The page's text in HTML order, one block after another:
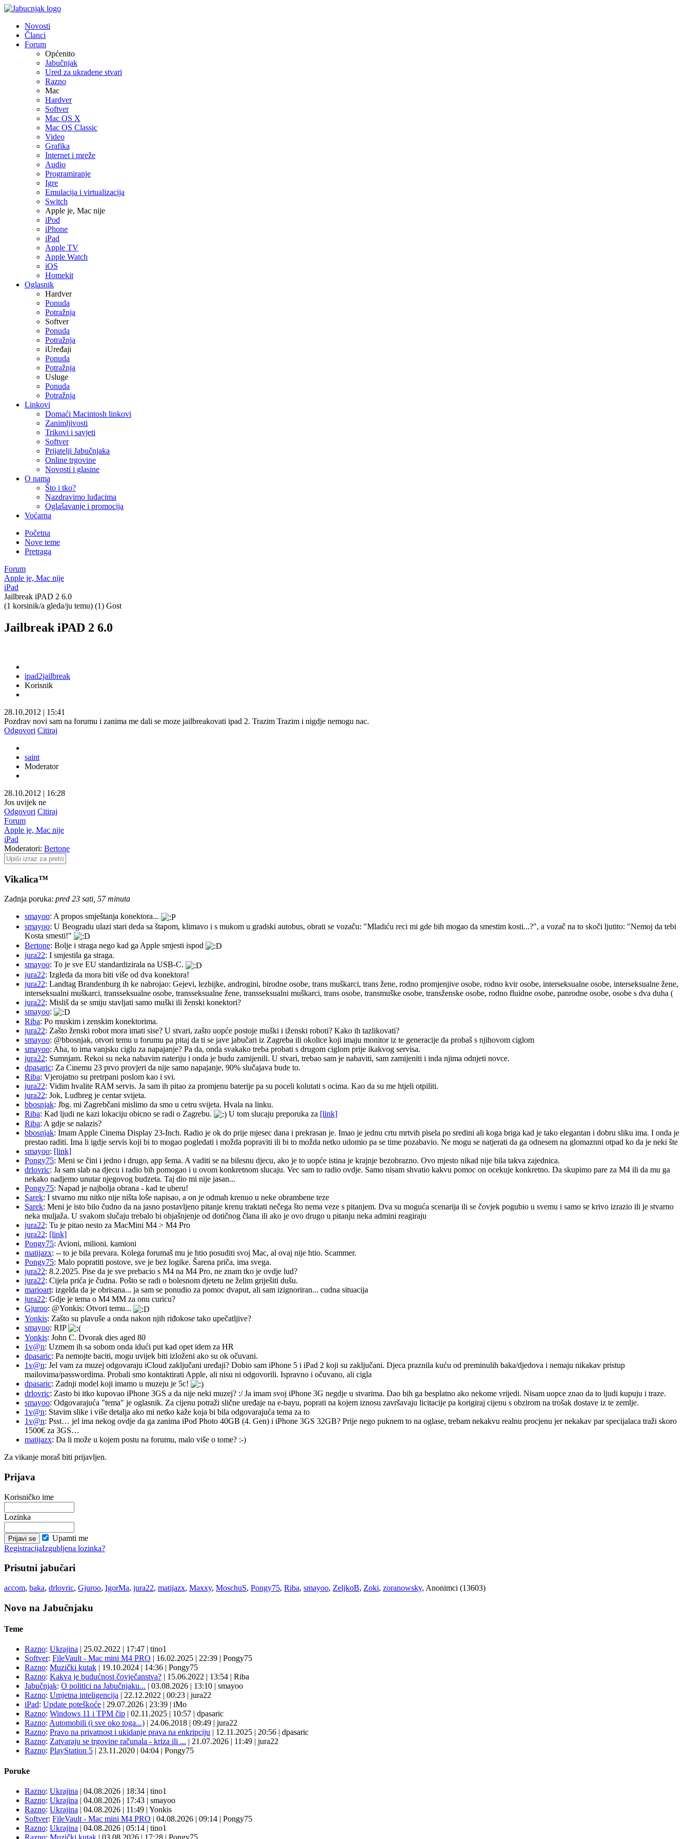
Novosti
Članci
Forum
Općenito
Jabučnjak
Ured za ukradene stvari
Razno
Mac
Hardver
Softver
Mac OS X
Mac OS Classic
Video
Grafika
Internet i mreže
Audio
Programiranje
Igre
Emulacija i virtualizacija
Switch
Apple je, Mac nije
iPod
iPhone
iPad
Apple TV
Apple Watch
iOS
Homekit
Oglasnik
Hardver
Ponuda
Potražnja
Softver
Ponuda
Potražnja
iUređaji
Ponuda
Potražnja
Usluge
Ponuda
Potražnja
Linkovi
Domaći Macintosh linkovi
Zanimljivosti
Trikovi i savjeti
Softver
Prijatelji Jabučnjaka
Online trgovine
Novosti i glasine
O nama
Što i tko?
Nazdravimo luđacima
Oglašavanje i promocija
Voćarna
Početna
Nove teme
Pretraga
Forum
Apple je, Mac nije
iPad
Jailbreak iPAD 2 6.0
(1 korsinik/a gleda/ju temu) (1) Gost
Jailbreak iPAD 2 6.0
ipad2jailbreak
Korisnik
28.10.2012 | 15:41
Pozdrav novi sam na forumu i zanima me dali se moze jailbreakovati ipad 2. Trazim Trazim i nigdje nemogu nac.
Odgovori Citiraj
saint
Moderator
28.10.2012 | 16:28
Jos uvijek ne
Odgovori Citiraj
Forum
Apple je, Mac nije
iPad
Moderatori: Bertone
Vikalica™
Zadnja poruka: pred 23 sati, 57 minuta
smayoo: A propos smještanja konektora...
smayoo: U Beogradu ulazi stari deda sa štapom, klimavo i s mukom u gradski autobus, obrati se vozaču: "Mladiću reci mi gde bih mogao da smestim kosti...?", a vozač na to skoči ljutito: "Nemoj da tebi
Kosta smesti!"
Bertone: Bolje i straga nego kad ga Apple smjesti ispod
jura22: I smjestila ga straga.
smayoo: To je sve EU standardizirala na USB-C.
jura22: Izgleda da mora biti više od dva konektora!
jura22: Landtag Brandenburg ih ke nabrojao: Gejevi, lezbijke, androgini, birodne osobe, trans muškarci, trans žene, rodno promjenjive osobe, rodno kvir osobe, interseksualne osobe, interseksualne žene,
interseksualni muškarci, transseksualne osobe, transseksualne žene, transseksualni muškarci, trans osobe, transmuške osobe, transženske osobe, rodno fluidne osobe, panrodne osobe, osobe s dva duha (
jura22: Misliš da se smiju stavljati samo muški ili ženski konektori?
smayoo:
Riba: Po muskim i zenskim konektorima.
jura22: Zašto ženski robot mora imati sise? U stvari, zašto uopće postoje muški i iženski roboti? Kako ih tazlikovati?
smayoo: @bbosnjak, otvori temu u forumu pa pitaj da ti se jave jabučari iz Zagreba ili okolice koji imaju monitor iz te generacije da probaš s njihovom ciglom
smayoo: Aha, to ima vanjsku ciglu za napajanje? Pa da, onda svakako treba probati s drugom ciglom prije ikakvog servisa.
jura22: Sumnjam. Rekoi su neka nabavim nateriju i onda je budu zamijenili. U stvari, trebao sam je nabaviti, sam zamijeniti i inda njima odnjeti novce.
dpasaric: Za Cinemu 23 prvo provjeri da nije samo napajanje, 90% slučajava bude to.
Riba: Vjerojatno su pretrpani poslom kao i svi.
jura22: Vidim hvalite RAM servis. Ja sam ih pitao za promjenu baterije pa su poceli kolutati s ocima. Kao da su me htjeli otpiliti.
jura22: Jok, Ludbreg je centar svijeta.
bbosnjak: Jbg. mi Zagrebčani mislimo da smo u cetru svijeta. Hvala na linku.
Riba: Kad ljudi ne kazi lokaciju obicno se radi o Zagrebu. U tom slucaju preporuka za [link]
Riba: A gdje se nalazis?
bbosnjak: Imam Apple Cinema Display 23-Inch. Radio je ok do prije mjesec dana i prekrasan je. Imao je jednu crtu mrtvih pisela po sredini ali koga briga kad je tako elegantan i dobru sliku ima. I onda je
prestao raditi. Ima li igdje servis koji bi to mogao pogledati i možda popraviti ili bi to možda netko udomio pa se time pozabavio. Ne mogu se natjerati da ga odnesem na glomaznni otpad ko da je neki šte
smayoo: [link]
Pongy75: Meni se čini i jedno i drugo, app šema. A vaditi se na bilesnu djecu, ako je to uopće istina je krajnje bezobrazno. Ovo mjesto nikad nije bila takva zajednica.
drlovric: Ja sam slab na djecu i radio bih pomogao i u ovom konkretnom slucaju. Vec sam to radio ovdje. Samo nisam shvatio kakvu pomoc on ocekuje konkretno. Da skupimo pare za M4 ili da mu ga
nekako nadjemo unutar njegovog budzeta. Taj dio mi nije jasan...
Pongy75: Napad je najbolja obrana - kad te uberu!
Sarek: I stvarno mu nitko nije ništa loše napisao, a on je odmah krenuo u neke obrambene teze
Sarek: Meni je isto bilo čudno da na jasno postavljeno pitanje krenu traktati nečega što nema veze s pitanjem. Dva su moguća scenarija ili se čovjek pogubio u svemu i samo se krivo izrazio ili je stvarno
neka muljaža. U svakom slučaju trebalo bi objašnjenje od dotičnog člana ili ako je ovo drugo u pitanju neka admini reagiraju
jura22: Tu je pitao nesto za MacMini M4 > M4 Pro
jura22: [link]
Pongy75: Avioni, milioni. kamioni
matijazx: -- to je bila prevara. Kolega forumaš mu je htio posuditi svoj Mac, al ovaj nije htio. Scammer.
Pongy75: Malo popratiti postove, sve je bez logike. Šarena priča, ima svega.
jura22: 8.2.2025. Pise da je sve prebacio s M4 na M4 Pro, ne znam tko je ovdje lud?
jura22: Cijela prića je čudna. Pošto se radi o bolesnom djetetu ne želim griješiti dušu.
marioart: izgelda da je obrisana... ja sam se ponudio za pomoc dvaput, ali sam izignoriran... cudna situacija
jura22: Gdje je tema o M4 MM za onu curicu?
Gjuroo: @Yonkis: Otvori temu...
Yonkis: Zašto su plavuše a onda nakon njih riđokose tako upečatljive?
smayoo: RIP
Yonkis: John C. Dvorak dies aged 80
1v@n: Uzmem ih sa sobom onda idući put kad opet idem za HR
dpasaric: Pa nemojte baciti, mogu uvijek biti izloženi ako su ok očuvani.
1v@n: Jel vam za muzej odgovaraju iCloud zaključani uređaji? Dobio sam iPhone 5 i iPad 2 koji su zaključani. Djeca praznila kuću od preminulih baka/djedova i nemaju nikakav pristup
mailovima/passwordima. Probali smo kontaktirati Apple, ali nisu ni odgovorili. Ispravno i očuvano, ali cigla
dpasaric: Zadnji model koji imamo u muzeju je 5c!
drlovric: Zasto bi itko kupovao iPhone 3GS a da nije neki muzej? :/ Ja imam svoj iPhone 3G negdje u stvarima. Dao bih ga besplatno ako nekome vrijedi. Nisam uopce znao da to ljudi kupuju i traze.
smayoo: Odgovarajuća "tema" je oglasnik. Za cijenu potraži slične uređaje na e-bayu, poprati na kojem iznosu završavaju licitacije pa korigiraj cijenu s obzirom na trošak dostave iz te zemlje.
1v@n: Stavim slike i više detalja ako mi netko kaže koja bi bila odgovarajuća tema za to
1v@n: Psst… jel ima nekog ovdje da ga zanima iPod Photo 40GB (4. Gen) i iPhone 3GS 32GB? Prije nego puknem to na oglase, trebam nekakvu realnu procjenu jer nekakav par specijalaca traži skoro
1500€ za 3GS…
matijazx: Da li može u kojem postu na forumu, malo više o tome? :-)
Za vikanje moraš biti prijavljen.
Prijava
Korisničko ime
Lozinka
Upamti me
RegistracijaIzgubljena lozinka?
Prisutni jabučari
accom, baka, drlovric, Gjuroo, IgorMa, jura22, matijazx, Maxxy, MoschuS, Pongy75, Riba, smayoo, ZeljkoB, Zoki, zoranowsky, Anonimci (13603)
Novo na Jabučnjaku
Teme
Razno: Ukrajina | 25.02.2022 | 17:47 | tino1
Softver: FileVault - Mac mini M4 PRO | 16.02.2025 | 22:39 | Pongy75
Razno: Muzički kutak | 19.10.2024 | 14:36 | Pongy75
Razno: Kakva je budućnost čovječanstva? | 15.06.2022 | 13:54 | Riba
Jabučnjak: O politici na Jabučnjaku... | 03.08.2026 | 13:10 | smayoo
Razno: Umjetna inteligencija | 22.12.2022 | 00:23 | jura22
iPad: Update poteškoće | 29.07.2026 | 23:39 | iMo
Razno: Windows 11 i TPM čip | 02.11.2025 | 10:57 | dpasaric
Razno: Automobili (i sve oko toga...) | 24.06.2018 | 09:49 | jura22
Razno: Pravo na privatnost i ukidanje prava na enkripciju | 12.11.2025 | 20:56 | dpasaric
Razno: Zatvaraju se trgovine računala - kriza ili ... | 21.07.2026 | 11:49 | jura22
Razno: PlayStation 5 | 23.11.2020 | 04:04 | Pongy75
Poruke
Razno: Ukrajina | 04.08.2026 | 18:34 | tino1
Razno: Ukrajina | 04.08.2026 | 17:43 | smayoo
Razno: Ukrajina | 04.08.2026 | 11:49 | Yonkis
Softver: FileVault - Mac mini M4 PRO | 04.08.2026 | 09:14 | Pongy75
Razno: Ukrajina | 04.08.2026 | 05:14 | tino1
Razno: Muzički kutak | 03.08.2026 | 17:28 | Pongy75